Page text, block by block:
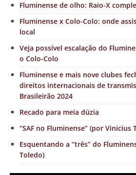
Fluminense de olho: Raio-X
Fluminense x Colo-Colo: onde
local
Veja possível escalação do
o Colo-Colo
Fluminense e mais nove clubes
direitos internacionais de
Brasileirão 2024
Recado para meia dúzia
“SAF no Fluminense” (por Vinicius
Esquentando a “três” do
Toledo)